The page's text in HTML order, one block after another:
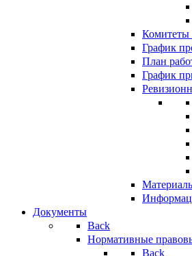
Комитеты
График
План
График
Документы
Back
Нормативные
Back